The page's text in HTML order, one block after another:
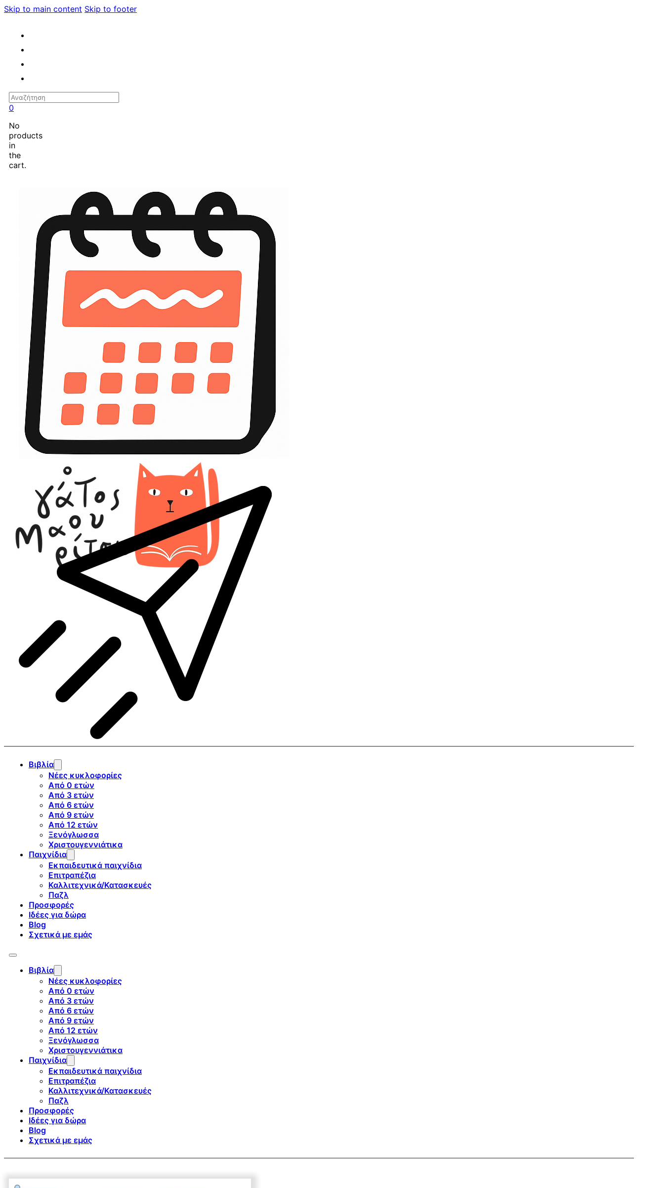
Skip to main content Skip to footer
Search
0
No
products
in
the
cart.
Βιβλία
Νέες κυκλοφορίες
Από 0 ετών
Από 3 ετών
Από 6 ετών
Από 9 ετών
Από 12 ετών
Ξενόγλωσσα
Χριστουγεννιάτικα
Παιχνίδια
Εκπαιδευτικά παιχνίδια
Επιτραπέζια
Καλλιτεχνικά/Κατασκευές
Παζλ
Προσφορές
Ιδέες για δώρα
Blog
Σχετικά με εμάς
Βιβλία
Νέες κυκλοφορίες
Από 0 ετών
Από 3 ετών
Από 6 ετών
Από 9 ετών
Από 12 ετών
Ξενόγλωσσα
Χριστουγεννιάτικα
Παιχνίδια
Εκπαιδευτικά παιχνίδια
Επιτραπέζια
Καλλιτεχνικά/Κατασκευές
Παζλ
Προσφορές
Ιδέες για δώρα
Blog
Σχετικά με εμάς